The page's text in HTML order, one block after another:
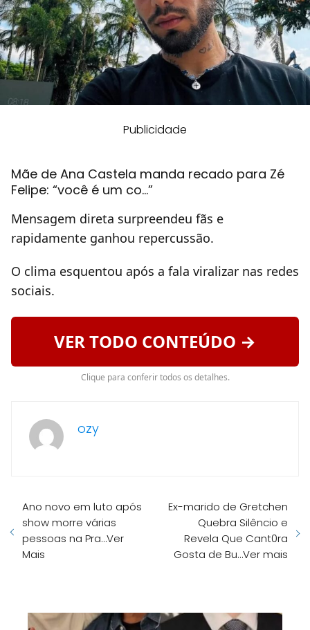
Publicidade
Mãe de Ana Castela manda recado para Zé
Felipe: “você é um co…”
Mensagem direta surpreendeu fãs e
rapidamente ganhou repercussão.
O clima esquentou após a fala viralizar nas redes
sociais.
VER TODO CONTEÚDO →
Clique para conferir todos os detalhes.
ozy
Ano novo em luto após
show morre várias
pessoas na Pra…Ver
Mais
Ex-marido de Gretchen
Quebra Silêncio e
Revela Que Cant0ra
Gosta de Bu…Ver mais